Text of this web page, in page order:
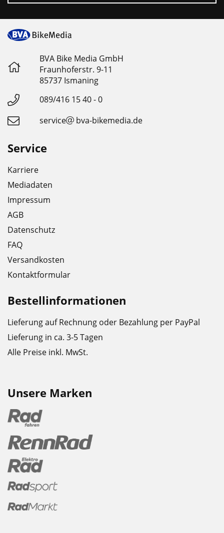
BVA Bike Media GmbH
Fraunhoferstr. 9-11
85737 Ismaning
089/416 15 40 - 0
service
bva-bikemedia.de
Service
Karriere
Mediadaten
Impressum
AGB
Datenschutz
FAQ
Versandkosten
Kontaktformular
Bestellinformationen
Lieferung auf Rechnung oder Bezahlung per PayPal
Lieferung in ca. 3-5 Tagen
Alle Preise inkl. MwSt.
Unsere Marken